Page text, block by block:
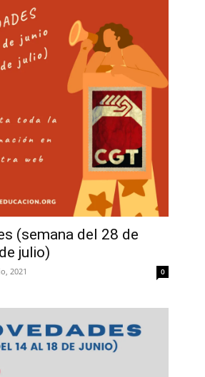
(semana del 28 de
julio)
2021 0